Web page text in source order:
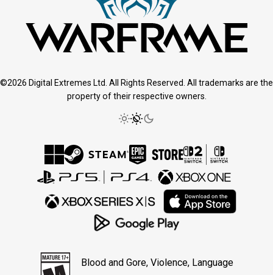
©2026 Digital Extremes Ltd. All Rights Reserved. All trademarks are the
property of their respective owners.
Blood and Gore, Violence, Language